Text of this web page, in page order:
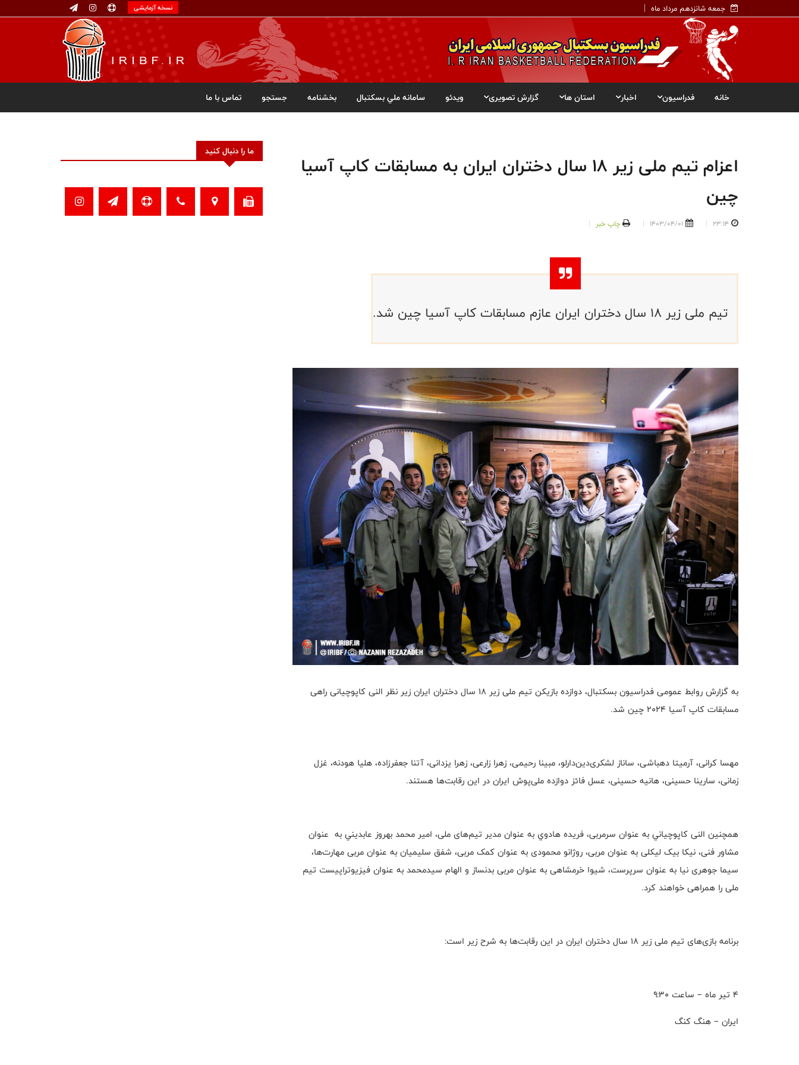
جمعه شانزدهم مرداد ماه نسخه آزمایشی
خانه فدراسیون اخبار استان ها گزارش تصویری ویدئو سامانه ملي بسکتبال بخشنامه جستجو تماس با ما
اعزام تیم ملی زیر ۱۸ سال دختران ایران به مسابقات کاپ آسیا
چین
23:14
1403/04/01 چاپ خبر
تیم ملی زیر ۱۸ سال دختران ایران عازم مسابقات کاپ آسیا چین شد.
به گزارش روابط عمومی فدراسیون بسکتبال، دوازده بازیکن تیم ملی زیر ۱۸ سال دختران ایران زیر نظر النی کاپوچیانی راهی
مسابقات کاپ آسیا ۲۰۲۴ چین شد.
مهسا کرانی، آرمیتا دهباشی، ساناز لشکری‌دین‌دارلو، مبینا رحیمی، زهرا زارعی، زهرا یزدانی، آتنا جعفرزاده، هلیا هودنه، غزل
زمانی، سارینا حسینی، هانیه حسینی، عسل فائز دوازده ملی‌پوش ایران در این رقابت‌ها هستند.
همچنین النی کاپوچياني به عنوان سرمربی، فريده هادوي به عنوان مدیر تیم‌های ملی، امير محمد بهروز عابديني به عنوان
مشاور فنی، نیکا بیک لیکلی به عنوان مربی، روژانو محمودی به عنوان کمک مربی، شفق سلیمیان به عنوان مربی مهارت‌ها،
سیما جوهری نیا به عنوان سرپرست، شیوا خرمشاهی به عنوان مربی بدنساز و الهام سیدمحمد به عنوان فیزیوتراپیست تیم
ملی را همراهی خواهند کرد.
برنامه بازی‌های تیم ملی زیر 18 سال دختران ایران در این رقابت‌ها به شرح زیر است:
4 تیر ماه – ساعت ۹:۳۰
ایران – هنگ کنگ
ما را دنبال کنید